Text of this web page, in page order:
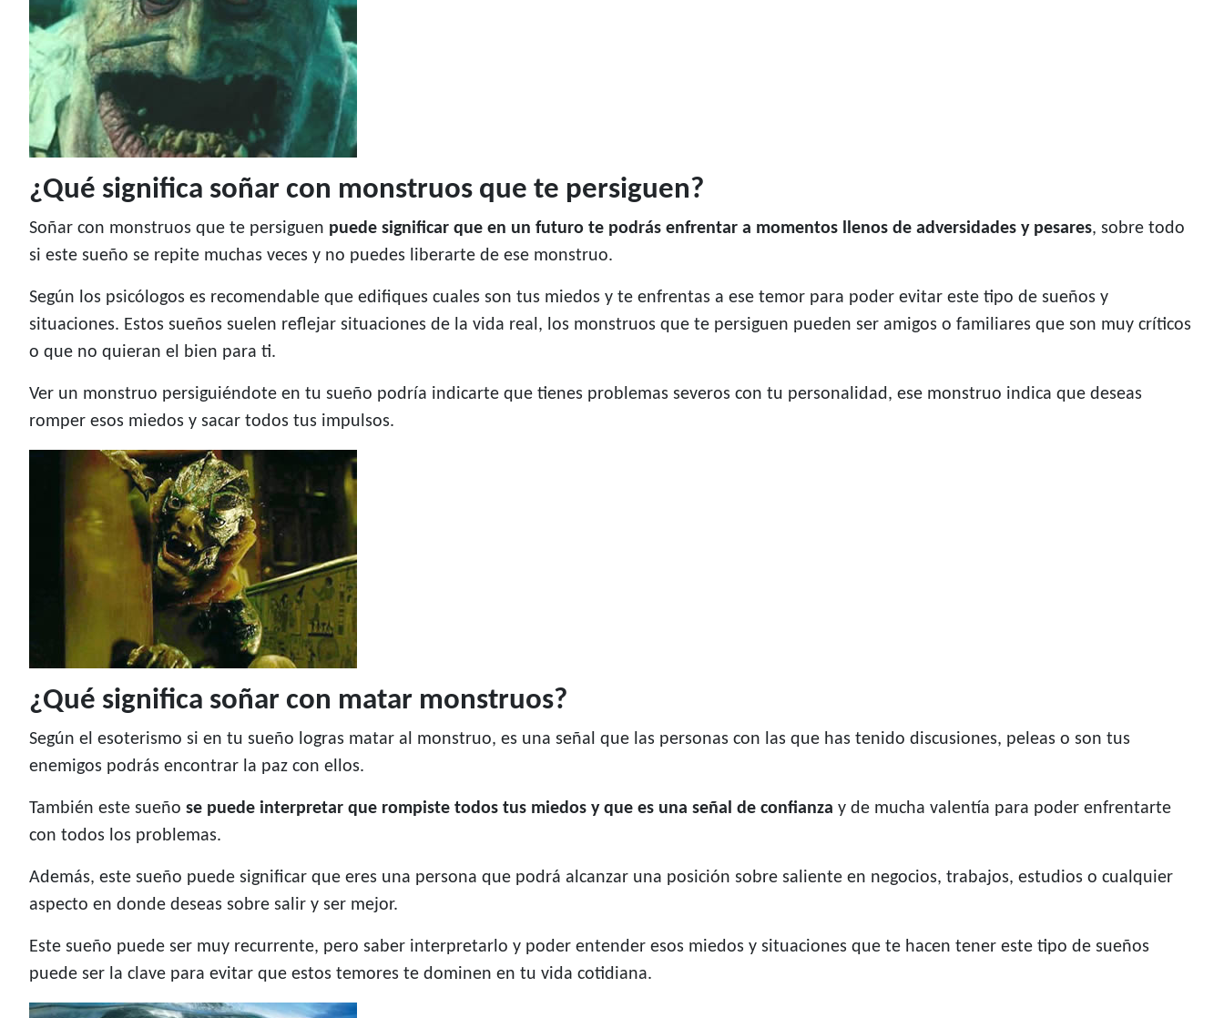
¿Qué significa soñar con monstruos que te persiguen?
Soñar con monstruos que te persiguen puede significar que en un futuro te podrás enfrentar a momentos llenos de adversidades y pesares, sobre todo
si este sueño se repite muchas veces y no puedes liberarte de ese monstruo.
Según los psicólogos es recomendable que edifiques cuales son tus miedos y te enfrentas a ese temor para poder evitar este tipo de sueños y
situaciones. Estos sueños suelen reflejar situaciones de la vida real, los monstruos que te persiguen pueden ser amigos o familiares que son muy críticos
o que no quieran el bien para ti.
Ver un monstruo persiguiéndote en tu sueño podría indicarte que tienes problemas severos con tu personalidad, ese monstruo indica que deseas
romper esos miedos y sacar todos tus impulsos.
¿Qué significa soñar con matar monstruos?
Según el esoterismo si en tu sueño logras matar al monstruo, es una señal que las personas con las que has tenido discusiones, peleas o son tus
enemigos podrás encontrar la paz con ellos.
También este sueño se puede interpretar que rompiste todos tus miedos y que es una señal de confianza y de mucha valentía para poder enfrentarte
con todos los problemas.
Además, este sueño puede significar que eres una persona que podrá alcanzar una posición sobre saliente en negocios, trabajos, estudios o cualquier
aspecto en donde deseas sobre salir y ser mejor.
Este sueño puede ser muy recurrente, pero saber interpretarlo y poder entender esos miedos y situaciones que te hacen tener este tipo de sueños
puede ser la clave para evitar que estos temores te dominen en tu vida cotidiana.